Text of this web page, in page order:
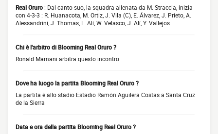
Real Oruro : Dal canto suo, la squadra allenata da M. Straccia, inizia
con 4-3-3 : R. Huanacota, M. Ortiz, J. Vila (C), E. Álvarez, J. Prieto, A.
Alessandrini, J. Thomas, L. Alí, W. Velasco, J. Alí, Y. Vallejos
Chi è l'arbitro di Blooming Real Oruro ?
Ronald Mamani arbitra questo incontro
Dove ha luogo la partita Blooming Real Oruro ?
La partita è allo stadio Estadio Ramón Aguilera Costas a Santa Cruz
de la Sierra
Data e ora della partita Blooming Real Oruro ?